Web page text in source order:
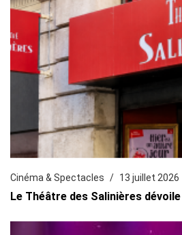
Cinéma & Spectacles 13 juillet 2026
Le Théâtre des Salinières